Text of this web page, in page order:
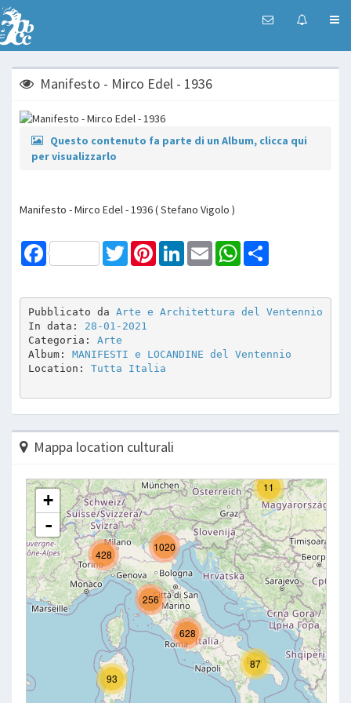
Manifesto - Mirco Edel - 1936
Questo contenuto fa parte di un Album, clicca qui
per visualizzarlo
Manifesto - Mirco Edel - 1936 ( Stefano Vigolo )
Facebook TwitterPinterestLinkedInEmail WhatsApp
Pubblicato da Arte e Architettura del Ventennio
In data: 28-01-2021
Categoria: Arte
Album: MANIFESTI e LOCANDINE del Ventennio
Location: Tutta Italia
Mappa location culturali